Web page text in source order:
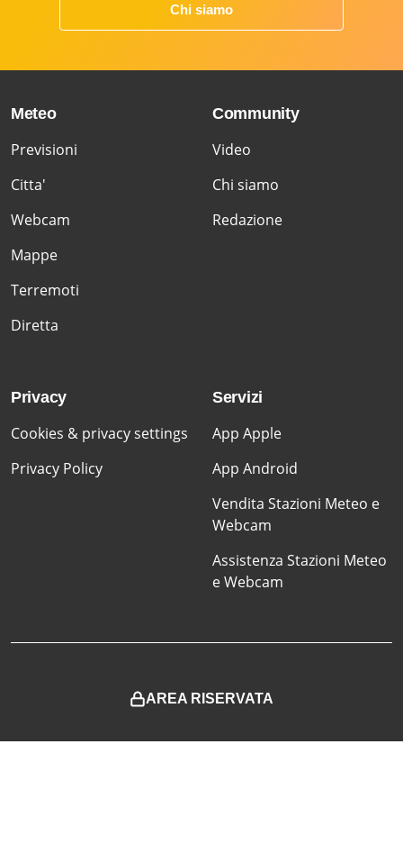
Chi siamo
Meteo
Previsioni
Citta'
Webcam
Mappe
Terremoti
Diretta
Community
Video
Chi siamo
Redazione
Privacy
Cookies & privacy settings
Privacy Policy
Servizi
App Apple
App Android
Vendita Stazioni Meteo e
Webcam
Assistenza Stazioni Meteo
e Webcam
AREA RISERVATA